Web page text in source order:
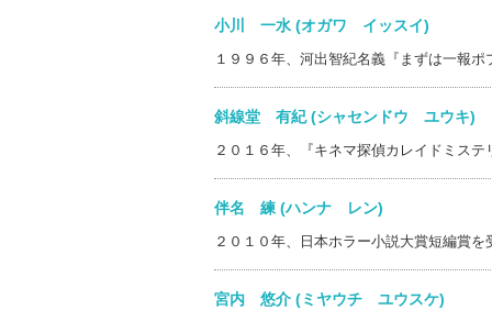
小川 一水 (オガワ イッスイ)
１９９６年、河出智紀名義『まずは一報
斜線堂 有紀 (シャセンドウ ユウ
２０１６年、『キネマ探偵カレイドミス
伴名 練 (ハンナ レン)
２０１０年、日本ホラー小説大賞短編賞
宮内 悠介 (ミヤウチ ユウスケ)